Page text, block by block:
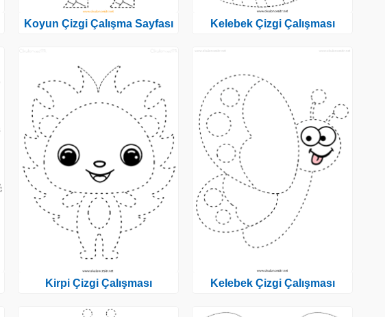
Koyun Çizgi Çalışma Sayfası
Kirpi Çizgi Çalışması
Kelebek Çizgi Çalışması
Kelebek Çizgi Çalışması